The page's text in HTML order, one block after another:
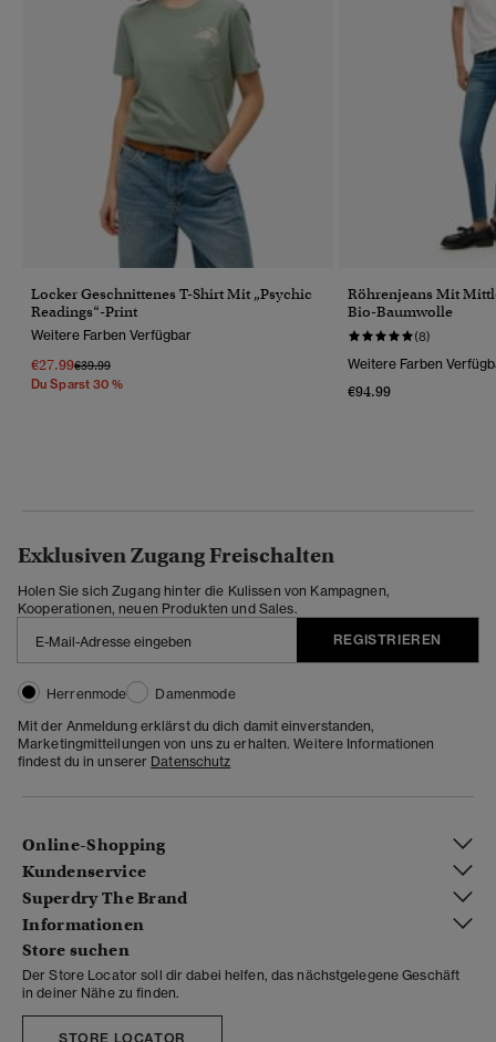
Locker Geschnittenes T-Shirt Mit „Psychic
Readings“-Print
Weitere Farben Verfügbar
€27.99Preis Wurde Reduziert Von
€39.99Bis
Du Sparst 30 %
Röhrenjeans Mit
Bio-Baumwolle
(8)
Weitere Farben
€94.99
Exklusiven Zugang Freischalten
Holen Sie sich Zugang hinter die Kulissen von Kampagnen,
Kooperationen, neuen Produkten und Sales.
REGISTRIEREN
Herrenmode
Damenmode
Mit der Anmeldung erklärst du dich damit einverstanden,
Marketingmitteilungen von uns zu erhalten. Weitere Informationen
findest du in unserer Datenschutz
Online-Shopping
Kundenservice
Superdry The Brand
Informationen
Store suchen
Der Store Locator soll dir dabei helfen, das nächstgelegene Geschäft
in deiner Nähe zu finden.
STORE LOCATOR